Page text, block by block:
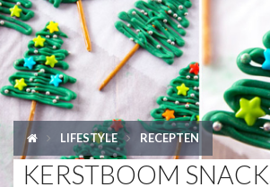
ZWANGER
BABY
PEUTER
KIND LIFESTYLE RECEPTEN
KERSTBOOM